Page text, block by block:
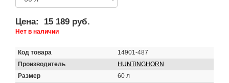
Цена: 15 189 руб.
Нет в наличии
Код товара
14901-487
Производитель
HUNTINGHORN
Размер
60 л